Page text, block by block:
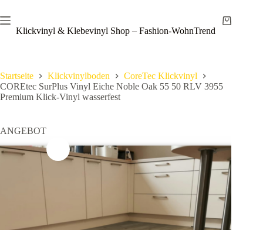
Inhalt
springenKlickvinyl & Klebevinyl Shop – Fashion-WohnTrend
Warenkorb
Startseite Klickvinylboden
CoreTec Klickvinyl
COREtec SurPlus Vinyl Eiche Noble Oak 55 50 RLV 3955
Premium Klick-Vinyl wasserfest
ANGEBOT